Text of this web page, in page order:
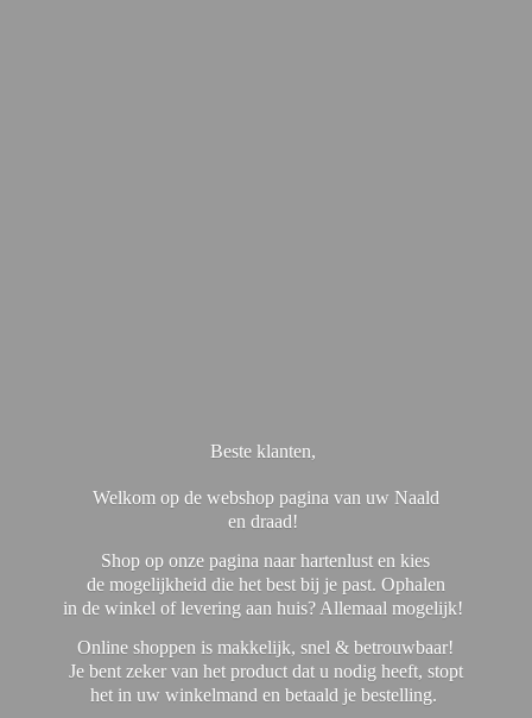
Beste klanten,
Welkom op de webshop pagina van uw Naald
en draad!
Shop op onze pagina naar hartenlust en kies
de mogelijkheid die het best bij je past. Ophalen
in de winkel of levering aan huis? Allemaal mogelijk!
Online shoppen is makkelijk, snel & betrouwbaar!
Je bent zeker van het product dat u nodig heeft, stopt
het in uw winkelmand en betaald je bestelling.